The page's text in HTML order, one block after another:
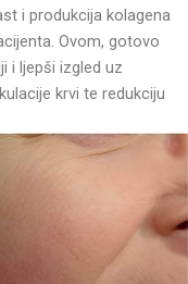
i produkcija kolagena
Ovom, gotovo
i ljepši izgled uz
krvi te redukciju